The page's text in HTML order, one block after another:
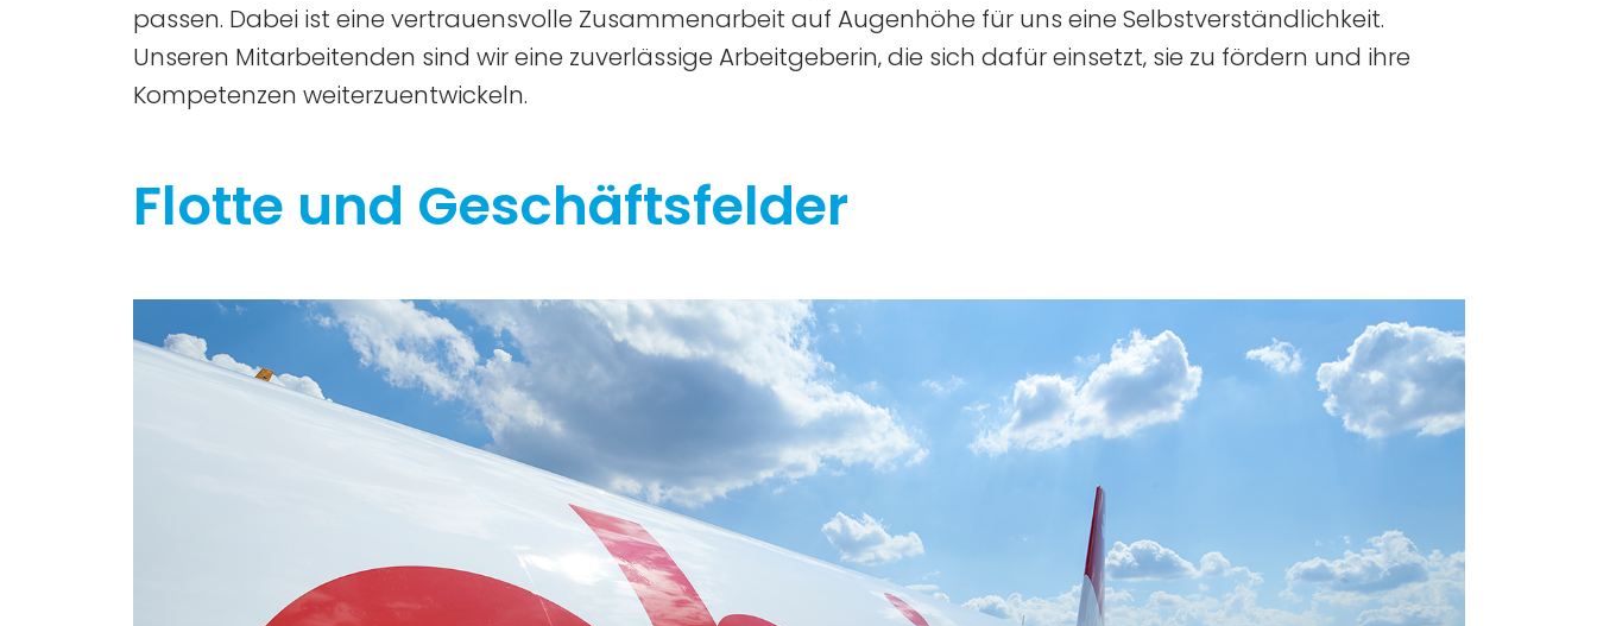
passen. Dabei ist eine vertrauensvolle Zusammenarbeit auf Augenhöhe für uns eine Selbstverständlichkeit.
Unseren Mitarbeitenden sind wir eine zuverlässige Arbeitgeberin‚ die sich dafür einsetzt‚ sie zu fördern und ihre
Kompetenzen weiterzuentwickeln.
Flotte und Geschäftsfelder